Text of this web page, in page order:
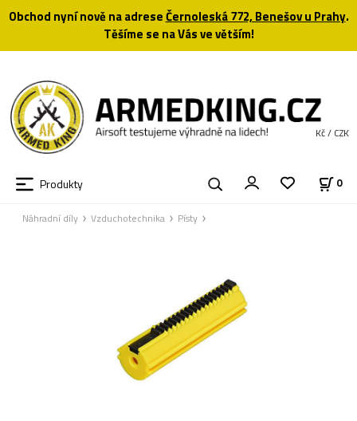
Obchod nyní nově na adreseČernoleská 772, Benešov u Prahy.
Těšíme se na Vás ve větším!
Produkty 0
Kč / CZK
Náhradní díly Vzduchotechnika Písty